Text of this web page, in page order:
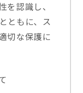
を認識し、
ともに、ス
切な保護に